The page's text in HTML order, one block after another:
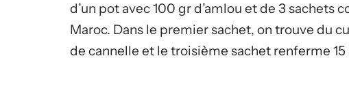
d’un pot avec 100 gr d’amlou et de 3 sachets
Maroc. Dans le premier sachet, on trouve du
de cannelle et le troisième sachet renferme